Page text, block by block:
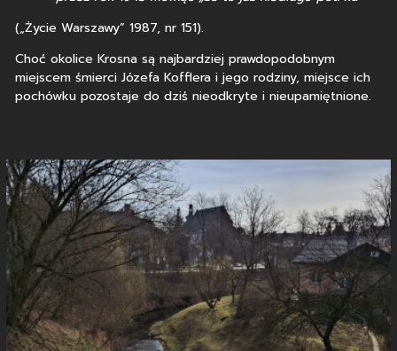
(„Życie Warszawy” 1987, nr 151).
Choć okolice Krosna są najbardziej prawdopodobnym
miejscem śmierci Józefa Kofflera i jego rodziny, miejsce ich
pochówku pozostaje do dziś nieodkryte i nieupamiętnione.